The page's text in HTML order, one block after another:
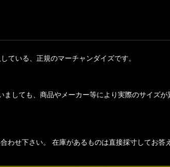
ている、正規のマーチャンダイズです。
しても、商品やメーカー等により実際のサイズ
せ下さい。 在庫があるものは直接採寸してお答